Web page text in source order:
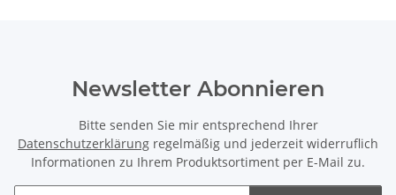
Newsletter Abonnieren
Bitte senden Sie mir entsprechend Ihrer
Datenschutzerklärung regelmäßig und jederzeit widerruflich
Informationen zu Ihrem Produktsortiment per E-Mail zu.